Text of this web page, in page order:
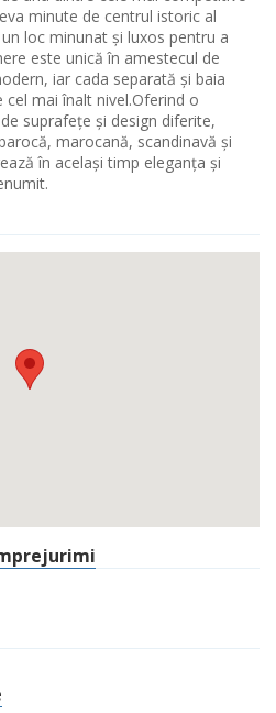
minute de centrul istoric al
loc minunat și luxos pentru a
este unică în amestecul de
iar cada separată și baia
mai înalt nivel.Oferind o
suprafețe și design diferite,
marocană, scandinavă și
în același timp eleganța și